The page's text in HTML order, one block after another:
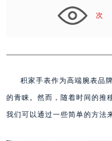
次
积家手表作为高端腕表品
的青睐。然而，随着时间的推
我们可以通过一些简单的方法